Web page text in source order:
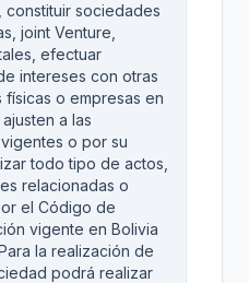
sociedades
joint Venture,
efectuar
intereses con otras
o empresas en
a las
o por su
todo tipo de actos,
relacionadas o
el Código de
vigente en Bolivia
la realización de
podrá realizar